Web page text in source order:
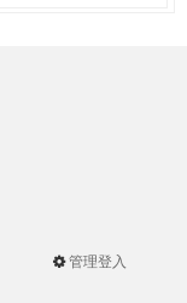
User
管理登入